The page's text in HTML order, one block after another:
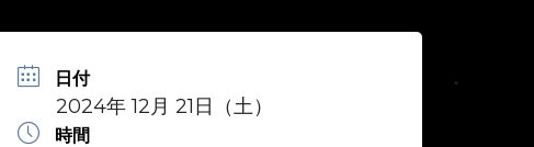
日付
2024年 12月 21日（土）
時間